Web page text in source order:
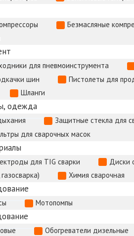
Безмасляные
для пневмоинструмента
шин
Пистолеты для
Шланги
одежда
Защитные стекла для
для сварочных масок
для TIG сварки
Диски
Химия сварочная
Мотопомпы
Обогреватели дизельные